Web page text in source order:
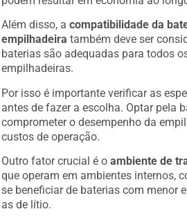
Além disso, a compatibilidade da
empilhadeira também deve ser
baterias são adequadas para todos
empilhadeiras.
Por isso é importante verificar as
antes de fazer a escolha. Optar pela
comprometer o desempenho da
custos de operação.
Outro fator crucial é o ambiente de
que operam em ambientes internos,
se beneficiar de baterias com menor
as de lítio.